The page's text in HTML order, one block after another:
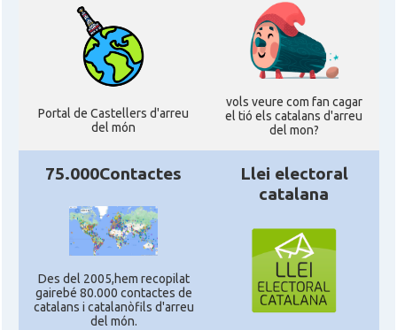
Portal de Castellers d'arreu
del món
vols veure com fan cagar
el tió els catalans d'arreu
del mon?
75.000Contactes
Des del 2005,hem recopilat
gairebé 80.000 contactes de
catalans i catalanòfils d'arreu
del món.
Llei electoral
catalana